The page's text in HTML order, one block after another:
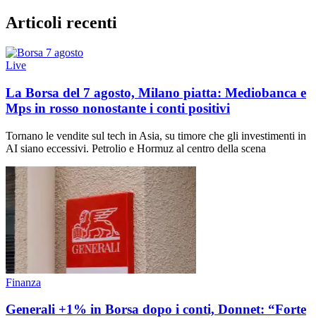
Articoli recenti
Live
La Borsa del 7 agosto, Milano piatta: Mediobanca e
Mps in rosso nonostante i conti positivi
Tornano le vendite sul tech in Asia, su timore che gli investimenti in
AI siano eccessivi. Petrolio e Hormuz al centro della scena
Finanza
Generali +1% in Borsa dopo i conti, Donnet: “Forte